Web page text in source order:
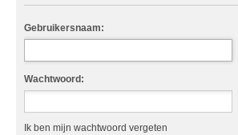
Gebruikersnaam:
Wachtwoord:
Ik ben mijn wachtwoord vergeten